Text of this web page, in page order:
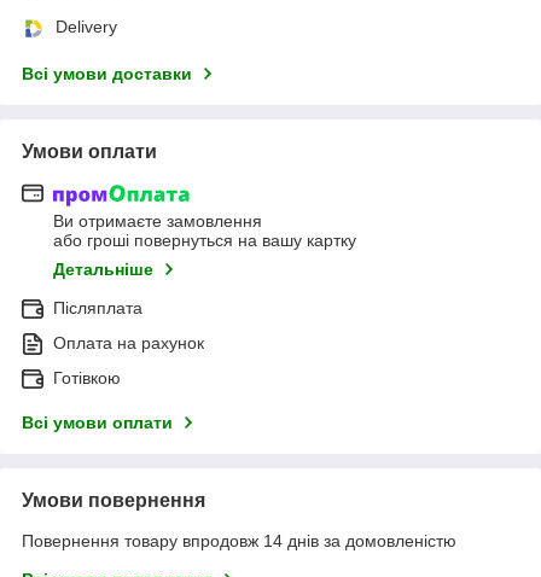
Delivery
Всі умови доставки
Умови оплати
Ви отримаєте замовлення
або гроші повернуться на вашу картку
Детальніше
Післяплата
Оплата на рахунок
Готівкою
Всі умови оплати
Умови повернення
Повернення товару впродовж 14 днів за домовленістю